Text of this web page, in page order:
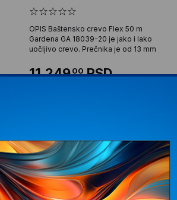
OPIS Baštensko crevo Flex 50 m
Gardena GA 18039-20 je jako i lako
uočljivo crevo. Prečnika je od 13 mm
11.24900RSD